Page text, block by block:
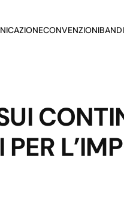
CONVENZIONIBANDI